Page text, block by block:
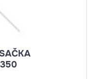
19350